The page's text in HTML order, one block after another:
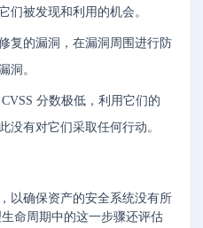
们被发现和利用的机会。
复的漏洞，在漏洞周围进行防
洞。
分数极低，利用它们的
没有对它们采取任何行动。
以确保资产的安全系统没有所
命周期中的这一步骤还评估